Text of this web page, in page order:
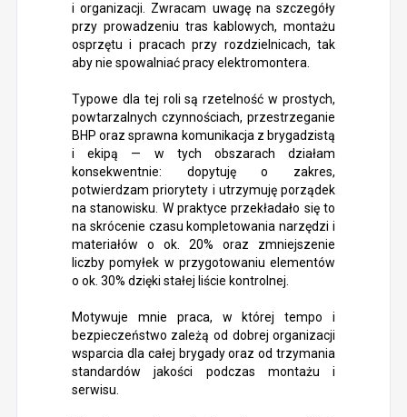
i organizacji. Zwracam uwagę na szczegóły
przy prowadzeniu tras kablowych, montażu
osprzętu i pracach przy rozdzielnicach, tak
aby nie spowalniać pracy elektromontera.
Typowe dla tej roli są rzetelność w prostych,
powtarzalnych czynnościach, przestrzeganie
BHP oraz sprawna komunikacja z brygadzistą
i ekipą — w tych obszarach działam
konsekwentnie: dopytuję o zakres,
potwierdzam priorytety i utrzymuję porządek
na stanowisku. W praktyce przekładało się to
na skrócenie czasu kompletowania narzędzi i
materiałów o ok. 20% oraz zmniejszenie
liczby pomyłek w przygotowaniu elementów
o ok. 30% dzięki stałej liście kontrolnej.
Motywuje mnie praca, w której tempo i
bezpieczeństwo zależą od dobrej organizacji
wsparcia dla całej brygady oraz od trzymania
standardów jakości podczas montażu i
serwisu.